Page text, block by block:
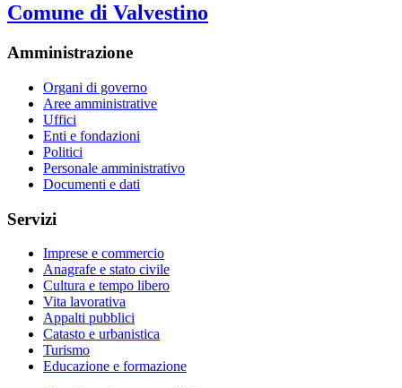
Comune di Valvestino
Amministrazione
Organi di governo
Aree amministrative
Uffici
Enti e fondazioni
Politici
Personale amministrativo
Documenti e dati
Servizi
Imprese e commercio
Anagrafe e stato civile
Cultura e tempo libero
Vita lavorativa
Appalti pubblici
Catasto e urbanistica
Turismo
Educazione e formazione